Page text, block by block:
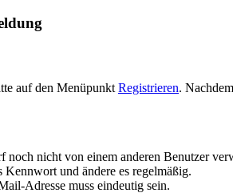
auf den Menüpunkt Registrieren.
noch nicht von einem anderen Benutzer
und ändere es regelmäßig.
Adresse muss eindeutig sein.